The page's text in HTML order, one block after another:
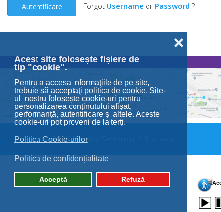
Acest site folosește fișiere de
tip "cookie".
Pentru a accesa informaţiile de pe site,
trebuie să acceptaţi politica de cookie. Site-
ul nostru folosește cookie-uri pentru
personalizarea conținutului afișat,
performanță, autentificare și altele. Aceste
cookie-uri pot proveni de la terți.
Politica Cookie-urilor
Politica de confidențialitate
Acceptă Refuză
❌
Autentificare Forgot Username or Password ?
© 2026 Primăria Sectorului 2 București.